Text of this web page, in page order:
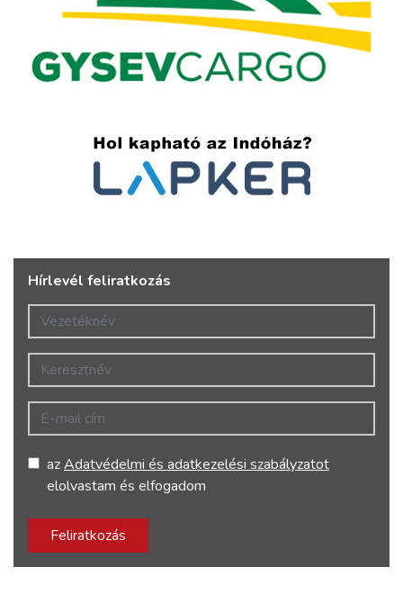
Hírlevél feliratkozás
Vezetéknév
Keresztnév
E-mail cím
azAdatvédelmi és adatkezelési szabályzatot
elolvastam és elfogadom
Feliratkozás